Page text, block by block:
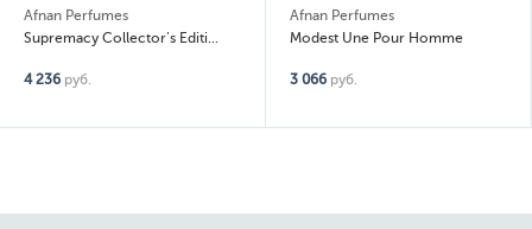
Afnan Perfumes
Supremacy Collector's Edition
4 236 руб.
Afnan Perfumes
Modest Une Pour Homme
3 066 руб.